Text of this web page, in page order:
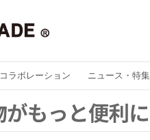
コラボレーション ニュース・特集